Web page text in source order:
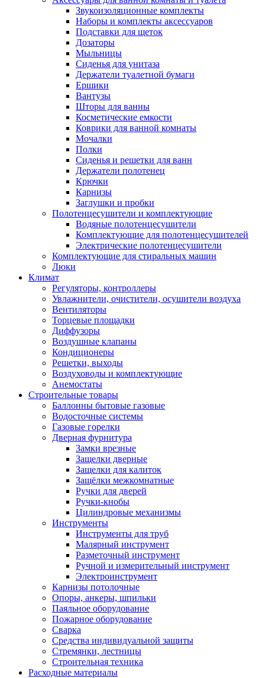
Звукоизоляционные комплекты
Наборы и комплекты аксессуаров
Подставки для щеток
Дозаторы
Мыльницы
Сиденья для унитаза
Держатели туалетной бумаги
Ершики
Вантузы
Шторы для ванны
Косметические емкости
Коврики для ванной комнаты
Мочалки
Полки
Сиденья и решетки для ванн
Держатели полотенец
Крючки
Карнизы
Заглушки и пробки
Полотенцесушители и комплектующие
Водяные полотенцесушители
Комплектующие для полотенцесушителей
Электрические полотенцесушители
Комплектующие для стиральных машин
Люки
Климат
Регуляторы, контроллеры
Увлажнители, очистители, осушители воздуха
Вентиляторы
Торцевые площадки
Диффузоры
Воздушные клапаны
Кондиционеры
Решетки, выходы
Воздуховоды и комплектующие
Анемостаты
Строительные товары
Баллонны бытовые газовые
Водосточные системы
Газовые горелки
Дверная фурнитура
Замки врезные
Защелки дверные
Защелки для калиток
Защёлки межкомнатные
Ручки для дверей
Ручки-кнобы
Цилиндровые механизмы
Инструменты
Инструменты для труб
Малярный инструмент
Разметочный инструмент
Ручной и измерительный инструмент
Электроинструмент
Карнизы потолочные
Опоры, анкеры, шпильки
Паяльное оборудование
Пожарное оборудование
Сварка
Средства индивидуальной защиты
Стремянки, лестницы
Строительная техника
Расходные материалы